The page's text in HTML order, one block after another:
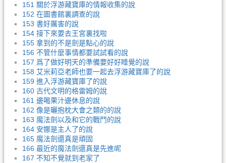
151 關於浮游藏寶庫的情報收集的說
152 在圖書館裏調查的說
153 書好厲害的說
154 接下來要去王宮裏找啦
155 拿到的不是劍是點心的說
156 不管什麼事情都要試試看的說
157 爲了做好明天的準備要好好睡覺的說
158 艾米莉亞老師也要一起去浮游藏寶庫了的說
159 進入浮游藏寶庫了的說
160 古代文明的格雷姆的說
161 邊喝果汁邊休息的說
162 像是曬抱枕大會之類的的說
163 魔法劍以及和它的戰鬥的說
164 安娜是主人了的說
165 魔法劍還真是頑固
166 最近的魔法劍還真是先進呢
167 不知不覺就到老家了